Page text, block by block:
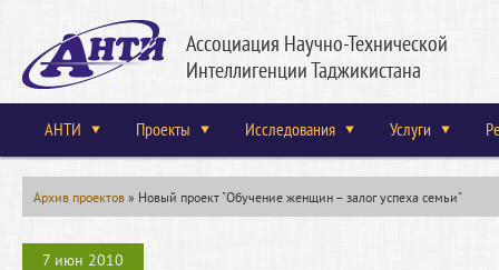
Ассоциация Научно-Технической
Интеллигенции Таджикистана
АНТИ Проекты Исследования Услуги
Архив проектов» Новый проект "Обучение женщин – залог успеха семьи"
7 июн 2010